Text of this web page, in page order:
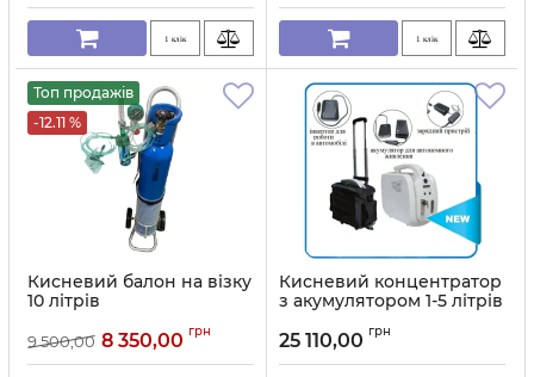
1 клік 1 клік
Топ продажів
-12.11 %
Кисневий балон на візку
10 літрів
9 500,00 8 350,00 грн
Кисневий концентратор
з акумулятором 1-5 літрів
Артикул: 1136
25 110,00 грн